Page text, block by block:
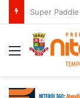
Menu